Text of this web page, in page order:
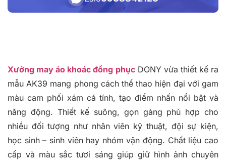
Xưởng may áo khoác đồng phụcDONY vừa thiết kế ra
mẫu AK39 mang phong cách thể thao hiện đại với gam
màu cam phối xám cá tính, tạo điểm nhấn nổi bật và
năng động. Thiết kế suông, gọn gàng phù hợp cho
nhiều đối tượng như nhân viên kỹ thuật, đội sự kiện,
học sinh – sinh viên hay nhóm vận động. Chất liệu cao
cấp và màu sắc tươi sáng giúp giữ hình ảnh chuyên